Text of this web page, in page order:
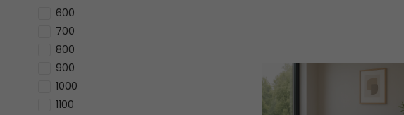
600
700
800
900
1000
1100